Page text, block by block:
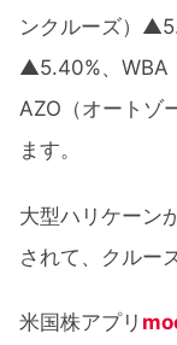
ンクルーズ）
▲5.40%、WBA
AZO（オートゾ
ます。
大型ハリケーン
されて、クルー
米国株アプリ